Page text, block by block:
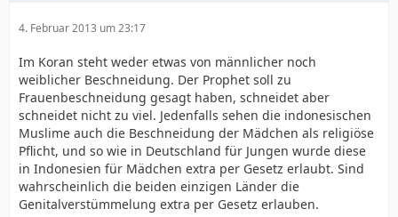
4. Februar 2013 um 23:17
Im Koran steht weder etwas von männlicher noch
weiblicher Beschneidung. Der Prophet soll zu
Frauenbeschneidung gesagt haben, schneidet aber
schneidet nicht zu viel. Jedenfalls sehen die indonesischen
Muslime auch die Beschneidung der Mädchen als religiöse
Pflicht, und so wie in Deutschland für Jungen wurde diese
in Indonesien für Mädchen extra per Gesetz erlaubt. Sind
wahrscheinlich die beiden einzigen Länder die
Genitalverstümmelung extra per Gesetz erlauben.